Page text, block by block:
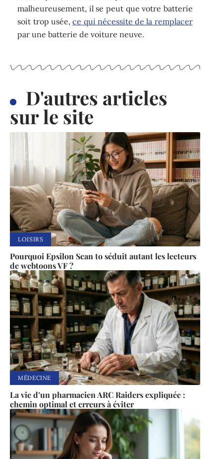
malheureusement, il se peut que votre batterie
soit trop usée,ce qui nécessite de la remplacer
par une batterie de voiture neuve.
D'autres articles
sur le site
LOISIRS
Pourquoi Epsilon Scan to séduit autant les lecteurs
de webtoons VF ?
MÉDECINE
La vie d’un pharmacien ARC Raiders expliquée :
chemin optimal et erreurs à éviter